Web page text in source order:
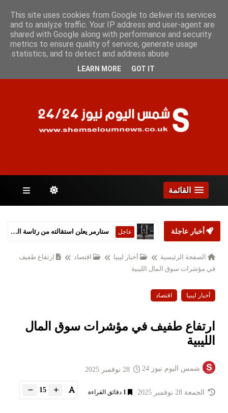
الجمعة 7 أغسطس 2026
الصفحات
القائمة
أخبار عاجلة عاجل ستارمر يعلن استقالته من رئاسة الحكومة البريطانية
الصفحة الرئيسية أخبار ليبيا اقتصاد
ارتفاع طفيف
في مؤشرات سوق المال الليبية
أخبار ليبيا اقتصاد
ارتفاع طفيف في مؤشرات سوق المال
الليبية
شمس اليوم نيوز 24
الجمعة 28 نوفمبر 2025 1 دقائق القراءة 15
This site uses cookies from Google to deliver its services
and to analyze traffic. Your IP address and user-agent are
shared with Google along with performance and security
metrics to ensure quality of service, generate usage
statistics, and to detect and address abuse.
LEARN MORE GOT IT